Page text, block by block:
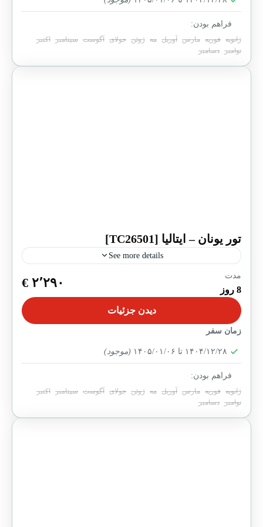
1 Person
فراهم بودن:
ژانویه فوریه مارس آوریل مه ژوئن جولای آگوست سپتامبر اکتبر
نوامبر دسامبر
تور یونان – ایتالیا [TC26501]
See more details
پایان یافته
تور یونان و ایتالیا یک سفر ۸ روزه فرهنگی به دو مقصد
تاریخی شاخص اروپا است که با تمرکز بر تمدن، معماری
و سبک زندگی...
آتن,رم
1 Person
مدت ۲٬۲۹۰ €
دیدن جزئیات
زمان سفر
۱۴۰۴/۱۲/۲۸ تا ۱۴۰۵/۰۱/۰۶ (موجود)
فراهم بودن:
ژانویه فوریه مارس آوریل مه ژوئن جولای آگوست سپتامبر اکتبر
نوامبر دسامبر